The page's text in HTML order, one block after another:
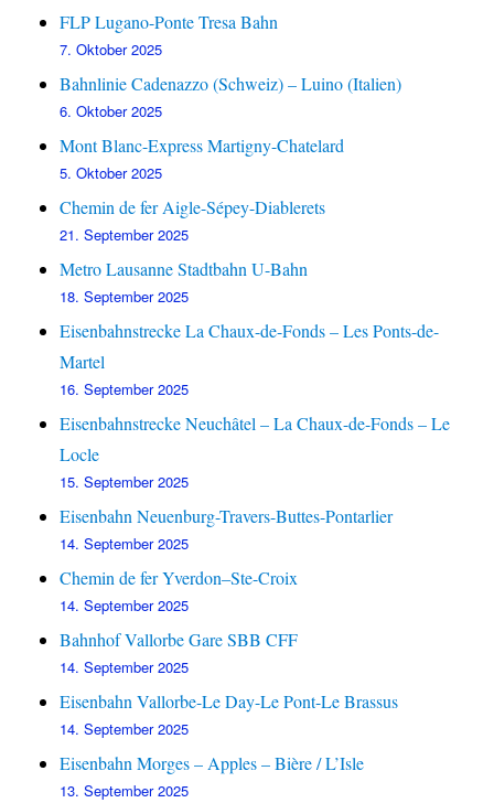
FLP Lugano-Ponte Tresa Bahn
7. Oktober 2025
Bahnlinie Cadenazzo (Schweiz) – Luino (Italien)
6. Oktober 2025
Mont Blanc-Express Martigny-Chatelard
5. Oktober 2025
Chemin de fer Aigle-Sépey-Diablerets
21. September 2025
Metro Lausanne Stadtbahn U-Bahn
18. September 2025
Eisenbahnstrecke La Chaux-de-Fonds – Les Ponts-de-
Martel
16. September 2025
Eisenbahnstrecke Neuchâtel – La Chaux-de-Fonds – Le
Locle
15. September 2025
Eisenbahn Neuenburg-Travers-Buttes-Pontarlier
14. September 2025
Chemin de fer Yverdon–Ste-Croix
14. September 2025
Bahnhof Vallorbe Gare SBB CFF
14. September 2025
Eisenbahn Vallorbe-Le Day-Le Pont-Le Brassus
14. September 2025
Eisenbahn Morges – Apples – Bière / L’Isle
13. September 2025